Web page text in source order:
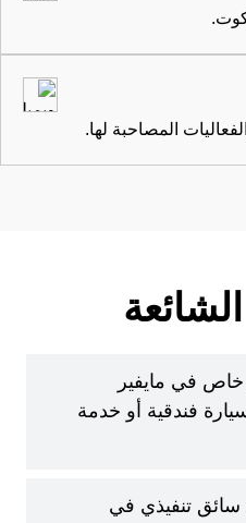
المصاحبة لها.
الشائعة
خاص في مايفير
فندقية أو خدمة
تنفيذي في